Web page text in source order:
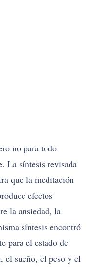
no para todo
La síntesis revisada
que la meditación
efectos
la ansiedad, la
síntesis encontró
para el estado de
el sueño, el peso y el